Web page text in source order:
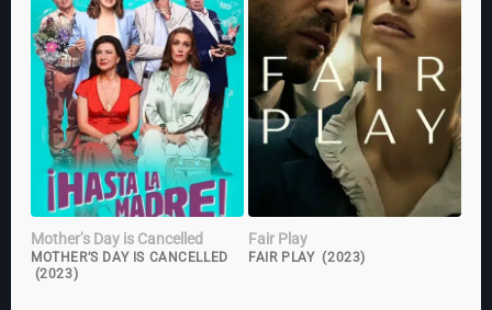
Mother’s Day is Cancelled
MOTHER’S DAY IS CANCELLED
(2023)
Fair Play
FAIR PLAY (2023)